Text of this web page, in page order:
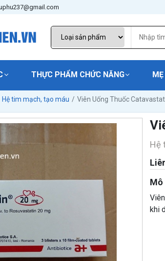
THỰC PHẨM CHỨC NĂNG
Hệ tim mạch, tạo máu Viên Uống Thuốc
Hệ
Mô
khi